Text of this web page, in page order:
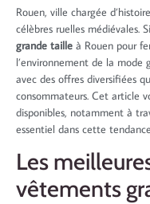
Rouen, ville chargée
célèbres ruelles médiévales.
grande taille à Rouen pour
l’environnement de la mode
avec des offres diversifiées
consommateurs. Cet article
disponibles, notamment à
essentiel dans cette
Les
vêtements